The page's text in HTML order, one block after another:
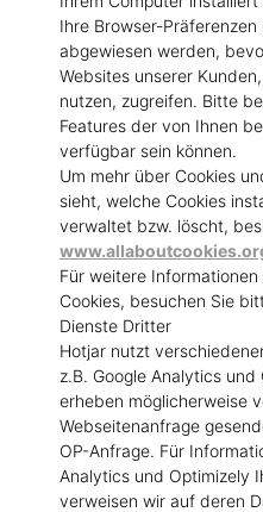
Ihre Browser-
abgewiesen werden,
Websites unserer
nutzen, zugreifen. Bitte
Features der von Ihnen
verfügbar sein können.
Um mehr über Cookies
sieht, welche Cookies
verwaltet bzw. löscht,
Für weitere
Cookies, besuchen Sie
Dienste Dritter
Hotjar nutzt
z.B. Google Analytics
erheben möglicherweise
Webseitenanfrage
OP-Anfrage. Für
Analytics und Optimizely
verweisen wir auf deren